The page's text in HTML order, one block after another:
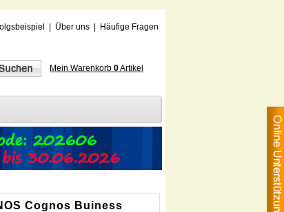
Über uns Häufige Fragen
Mein Warenkorb 0Artikel
Cognos Buiness